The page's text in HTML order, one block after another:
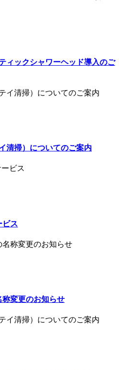
ィックシャワーヘッド導入のご
清掃）についてのご案内
ビス
称変更のお知らせ